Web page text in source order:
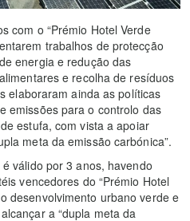
com o “Prémio Hotel Verde
trabalhos de protecção
energia e redução das
e recolha de resíduos
elaboraram ainda as políticas
emissões para o controlo das
estufa, com vista a apoiar
meta da emissão carbónica”.
válido por 3 anos, havendo
vencedores do “Prémio Hotel
desenvolvimento urbano verde e
a “dupla meta da